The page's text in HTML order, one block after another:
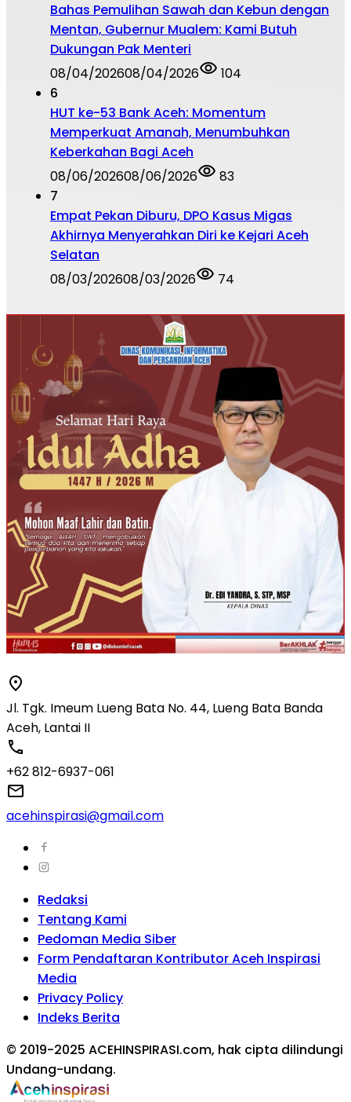
Bahas Pemulihan Sawah dan Kebun dengan
Mentan, Gubernur Mualem: Kami Butuh
Dukungan Pak Menteri
08/04/202608/04/2026
104
6
HUT ke-53 Bank Aceh: Momentum
Memperkuat Amanah, Menumbuhkan
Keberkahan Bagi Aceh
08/06/202608/06/2026
83
7
Empat Pekan Diburu, DPO Kasus Migas
Akhirnya Menyerahkan Diri ke Kejari Aceh
Selatan
08/03/202608/03/2026 74
Jl. Tgk. Imeum Lueng Bata No. 44, Lueng Bata Banda
Aceh, Lantai II
+62 812-6937-061
acehinspirasi@gmail.com
Redaksi
Tentang Kami
Pedoman Media Siber
Form Pendaftaran Kontributor Aceh Inspirasi
Media
Privacy Policy
Indeks Berita
© 2019-2025 ACEHINSPIRASI.com, hak cipta dilindungi
Undang-undang.